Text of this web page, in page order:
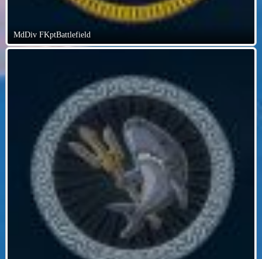
MdDiv FKptBattlefield